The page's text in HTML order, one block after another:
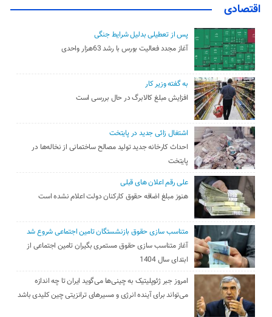
اقتصادی
پس از تعطیلی بدلیل شرایط جنگی
آغاز مجدد فعالیت بورس با رشد 63هزار واحدی
به گفته وزیر کار
افزایش مبلغ کالابرگ در حال بررسی است
اشتغال زائی جدید در پایتخت
احداث کارخانه جدید تولید مصالح ساختمانی از نخاله‌ها در
پایتخت
علی رقم اعلان های قبلی
هنوز مبلغ اضافه حقوق کارکنان دولت اعلام نشده است
متناسب سازی حقوق بازنشستگان تامین اجتماعی شروع شد
آغاز متناسب سازی حقوق مستمری بگیران تامین اجتماعی از
ابتدای سال 1404
امروز جبر ژئوپلیتیک به چینی‌ها می‌گوید ایران تا چه اندازه
می‌تواند برای آینده انرژی و مسیرهای ترانزیتی چین کلیدی باشد